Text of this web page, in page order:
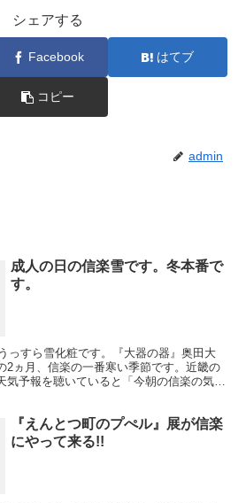
シェアする
Facebook はてブ
コピー
admin
成人の日の信楽雪です。冬本番で
す。
っすら雪化粧です。『大器の器』奥田大
2ヵ月、信楽の一番寒い季節です。近畿の
気予報を聴いていると「今朝の信楽の気温
『えんとつ町のプぺル』展が信楽
にやって来る!!